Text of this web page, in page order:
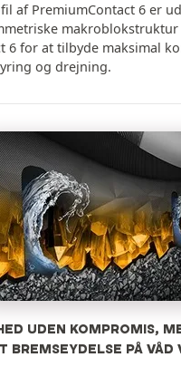
af PremiumContact 6 er
6 for at tilbyde maksimal
og drejning.
UDEN KOMPROMIS,
BREMSEYDELSE PÅ VÅD